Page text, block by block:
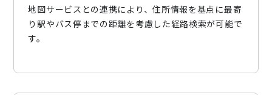
地図サービスとの連携により、住所情報を基点に最寄
り駅やバス停までの距離を考慮した経路検索が可能で
す。